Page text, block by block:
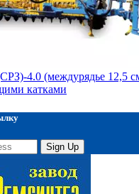
4.0 (междурядье 12,5
катками
Sign Up